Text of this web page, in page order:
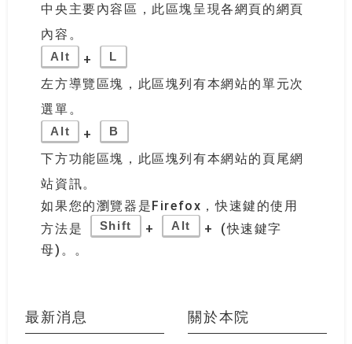
中央主要內容區，此區塊呈現各網頁的網頁
內容。
Alt + L
左方導覽區塊，此區塊列有本網站的單元次
選單。
Alt + B
下方功能區塊，此區塊列有本網站的頁尾網
站資訊。
如果您的瀏覽器是Firefox，快速鍵的使用
方法是
Shift + Alt
+ (快速鍵字
母)。。
最新消息 關於本院